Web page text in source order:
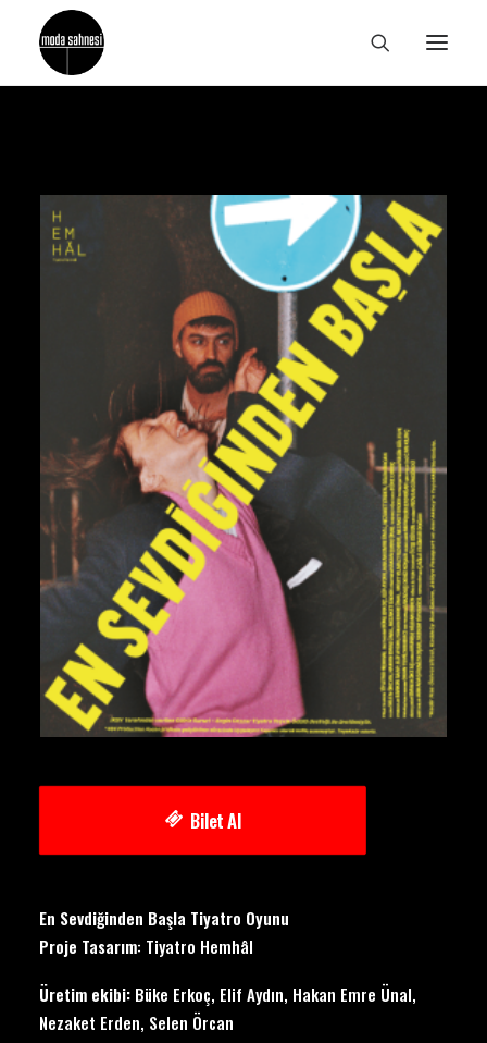
Bilet Al
En Sevdiğinden Başla Tiyatro Oyunu
Proje Tasarım: Tiyatro Hemhâl
Üretim ekibi: Büke Erkoç, Elif Aydın, Hakan Emre Ünal,
Nezaket Erden, Selen Örcan